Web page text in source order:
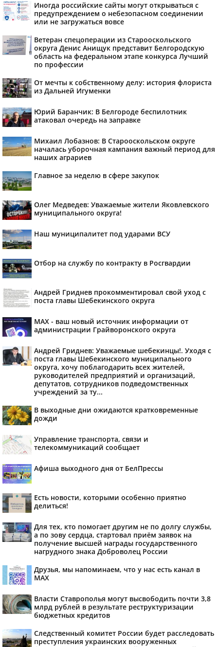
Иногда российские сайты могут открываться с
предупреждением о небезопасном соединении
или не загружаться вовсе
Ветеран спецоперации из Старооскольского
округа Денис Анищук представит Белгородскую
область на федеральном этапе конкурса Лучший
по профессии
От мечты к собственному делу: история флориста
из Дальней Игуменки
Юрий Баранчик: В Белгороде беспилотник
атаковал очередь на заправке
Михаил Лобазнов: В Старооскольском округе
началась уборочная кампания важный период для
наших аграриев
Главное за неделю в сфере закупок
Олег Медведев: Уважаемые жители Яковлевского
муниципального округа!
Наш муниципалитет под ударами ВСУ
Отбор на службу по контракту в Росгвардии
Андрей Гриднев прокомментировал свой уход с
поста главы Шебекинского округа
MAX - ваш новый источник информации от
администрации Грайворонского округа
Андрей Гриднев: Уважаемые шебекинцы!. Уходя с
поста главы Шебекинского муниципального
округа, хочу поблагодарить всех жителей,
руководителей предприятий и организаций,
депутатов, сотрудников подведомственных
учреждений за ту...
В выходные дни ожидаются кратковременные
дожди
Управление транспорта, связи и
телекоммуникаций сообщает
Афиша выходного дня от БелПрессы
Есть новости, которыми особенно приятно
делиться!
Для тех, кто помогает другим не по долгу службы,
а по зову сердца, стартовал приём заявок на
получение высшей награды государственного
нагрудного знака Доброволец России
Друзья, мы напоминаем, что у нас есть канал в
МАХ
Власти Ставрополья могут высвободить почти 3,8
млрд рублей в результате реструктуризации
бюджетных кредитов
Следственный комитет России будет расследовать
преступления украинских вооруженных